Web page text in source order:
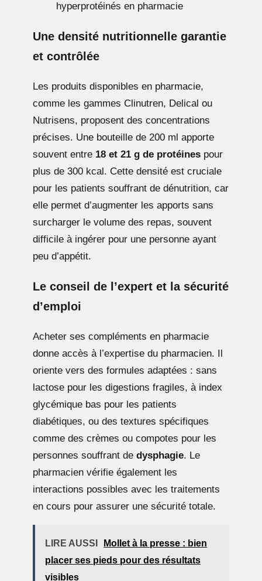
hyperprotéinés en pharmacie
Une densité nutritionnelle garantie
et contrôlée
Les produits disponibles en pharmacie,
comme les gammes Clinutren, Delical ou
Nutrisens, proposent des concentrations
précises. Une bouteille de 200 ml apporte
souvent entre 18 et 21 g de protéines pour
plus de 300 kcal. Cette densité est cruciale
pour les patients souffrant de dénutrition, car
elle permet d’augmenter les apports sans
surcharger le volume des repas, souvent
difficile à ingérer pour une personne ayant
peu d’appétit.
Le conseil de l’expert et la sécurité
d’emploi
Acheter ses compléments en pharmacie
donne accès à l’expertise du pharmacien. Il
oriente vers des formules adaptées : sans
lactose pour les digestions fragiles, à index
glycémique bas pour les patients
diabétiques, ou des textures spécifiques
comme des crèmes ou compotes pour les
personnes souffrant de dysphagie. Le
pharmacien vérifie également les
interactions possibles avec les traitements
en cours pour assurer une sécurité totale.
LIRE AUSSI
Mollet à la presse : bien
placer ses pieds pour des résultats
visibles